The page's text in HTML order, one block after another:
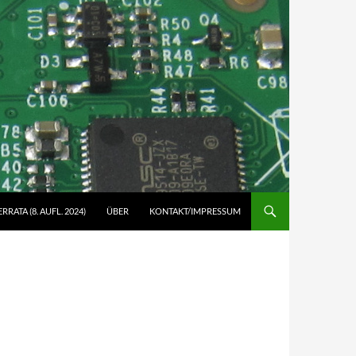
(8. AUFL. 2024) ÜBER KONTAKT/IMPRESSUM